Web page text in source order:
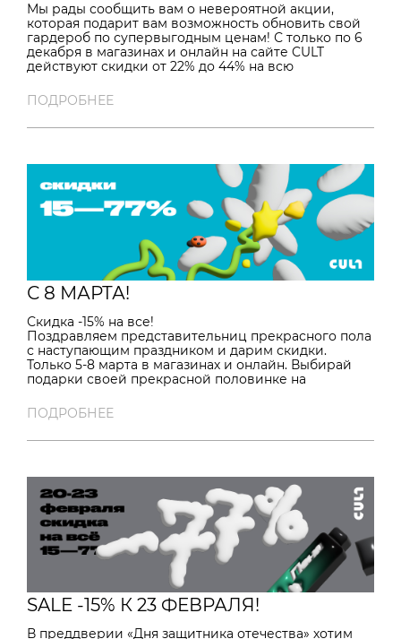
Мы рады сообщить вам о невероятной акции,
которая подарит вам возможность обновить свой
гардероб по супервыгодным ценам! С только по 6
декабря в магазинах и онлайн на сайте CULT
действуют скидки от 22% до 44% на всю
вещи, которые подчеркнут вашу
индивидуальность. Наши новинки уже ждут вас —
будь то уютные свитшоты, модные куртки или
*Акция носки в подарок действует только в
офлайн-магазине в Санкт-Петербурге по адресу:
Лофт проект Этажи, Лиговский проспект 74 ,1-й
этаж, напротив арки. Поделитесь этой новостью с
друзьями и приходите за покупками вместе!
Помните, что стиль — это не просто одежда, это
ваше настроение. Не упустите возможность
выразить себя с CULT!
ПОДРОБНЕЕ
С 8 МАРТА!
Скидка -15% на все!
Поздравляем представительниц прекрасного пола
с наступающим праздником и дарим скидки.
Только 5-8 марта в магазинах и онлайн. Выбирай
подарки своей прекрасной половинке на
*Акция не суммируется с другими акционными
наHTTPS://CULTWEAR.SHOP/. В акции участвуют все
товары , которые есть в наличии.
ПОДРОБНЕЕ
SALE -15% К 23 ФЕВРАЛЯ!
В преддверии «Дня защитника отечества» хотим